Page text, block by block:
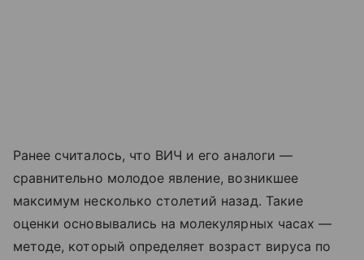
Ранее считалось, что ВИЧ и его аналоги —
сравнительно молодое явление, возникшее
максимум несколько столетий назад. Такие
оценки основывались на молекулярных часах —
методе, который определяет возраст вируса по